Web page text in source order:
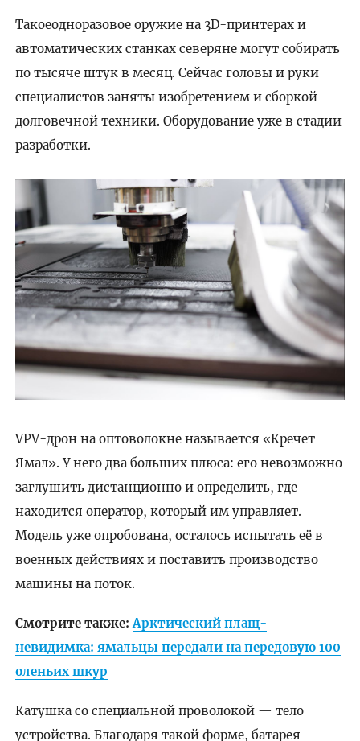
Такоеодноразовое оружие на 3D-принтерах и
автоматических станках северяне могут собирать
по тысяче штук в месяц. Сейчас головы и руки
специалистов заняты изобретением и сборкой
долговечной техники. Оборудование уже в стадии
разработки.
VPV-дрон на оптоволокне называется «Кречет
Ямал». У него два больших плюса: его невозможно
заглушить дистанционно и определить, где
находится оператор, который им управляет.
Модель уже опробована, осталось испытать её в
военных действиях и поставить производство
машины на поток.
Смотрите также: Арктический плащ-
невидимка: ямальцы передали на передовую 100
оленьих шкур
Катушка со специальной проволокой — тело
устройства. Благодаря такой форме, батарея